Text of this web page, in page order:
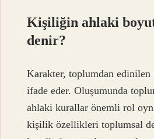
Kişiliğin ahlaki
denir?
Karakter, toplumdan
ifade eder. Oluşumunda
ahlaki kurallar önemli rol
kişilik özellikleri toplumsal